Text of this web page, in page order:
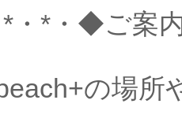
*・*・◆ご案
の場所